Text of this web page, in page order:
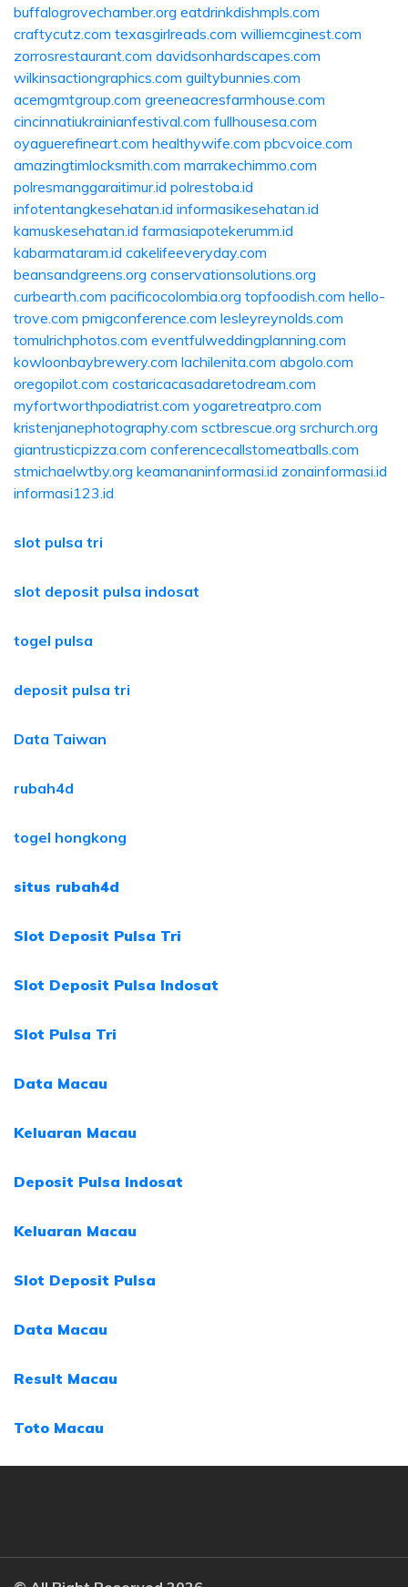
buffalogrovechamber.org eatdrinkdishmpls.com
craftycutz.com texasgirlreads.com williemcginest.com
zorrosrestaurant.com davidsonhardscapes.com
wilkinsactiongraphics.com guiltybunnies.com
acemgmtgroup.com greeneacresfarmhouse.com
cincinnatiukrainianfestival.com fullhousesa.com
oyaguerefineart.com healthywife.com pbcvoice.com
amazingtimlocksmith.com marrakechimmo.com
polresmanggaraitimur.id polrestoba.id
infotentangkesehatan.id informasikesehatan.id
kamuskesehatan.id farmasiapotekerumm.id
kabarmataram.id cakelifeeveryday.com
beansandgreens.org conservationsolutions.org
curbearth.com pacificocolombia.org topfoodish.com hello-
trove.com pmigconference.com lesleyreynolds.com
tomulrichphotos.com eventfulweddingplanning.com
kowloonbaybrewery.com lachilenita.com abgolo.com
oregopilot.com costaricacasadaretodream.com
myfortworthpodiatrist.com yogaretreatpro.com
kristenjanephotography.com sctbrescue.org srchurch.org
giantrusticpizza.com conferencecallstomeatballs.com
stmichaelwtby.org keamananinformasi.id zonainformasi.id
informasi123.id
slot pulsa tri
slot deposit pulsa indosat
togel pulsa
deposit pulsa tri
Data Taiwan
rubah4d
togel hongkong
situs rubah4d
Slot Deposit Pulsa Tri
Slot Deposit Pulsa Indosat
Slot Pulsa Tri
Data Macau
Keluaran Macau
Deposit Pulsa Indosat
Keluaran Macau
Slot Deposit Pulsa
Data Macau
Result Macau
Toto Macau